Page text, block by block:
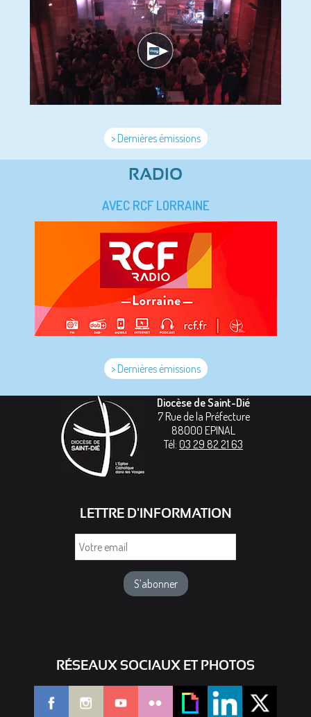
> Dernières émissions
RADIO
AVEC RCF LORRAINE
> Dernières émissions
Diocèse de Saint-Dié
7 Rue de la Préfecture
88000 EPINAL
Tél: 03 29 82 21 63
LETTRE D'INFORMATION
RÉSEAUX SOCIAUX ET PHOTOS